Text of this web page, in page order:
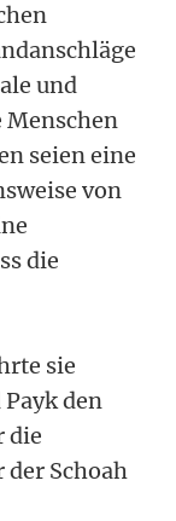
und
seien eine
von
die
sie
den
die
Schoah